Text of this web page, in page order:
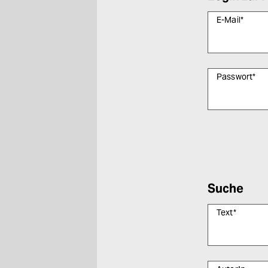
E-Mail*
Passwort*
Suche
Text*